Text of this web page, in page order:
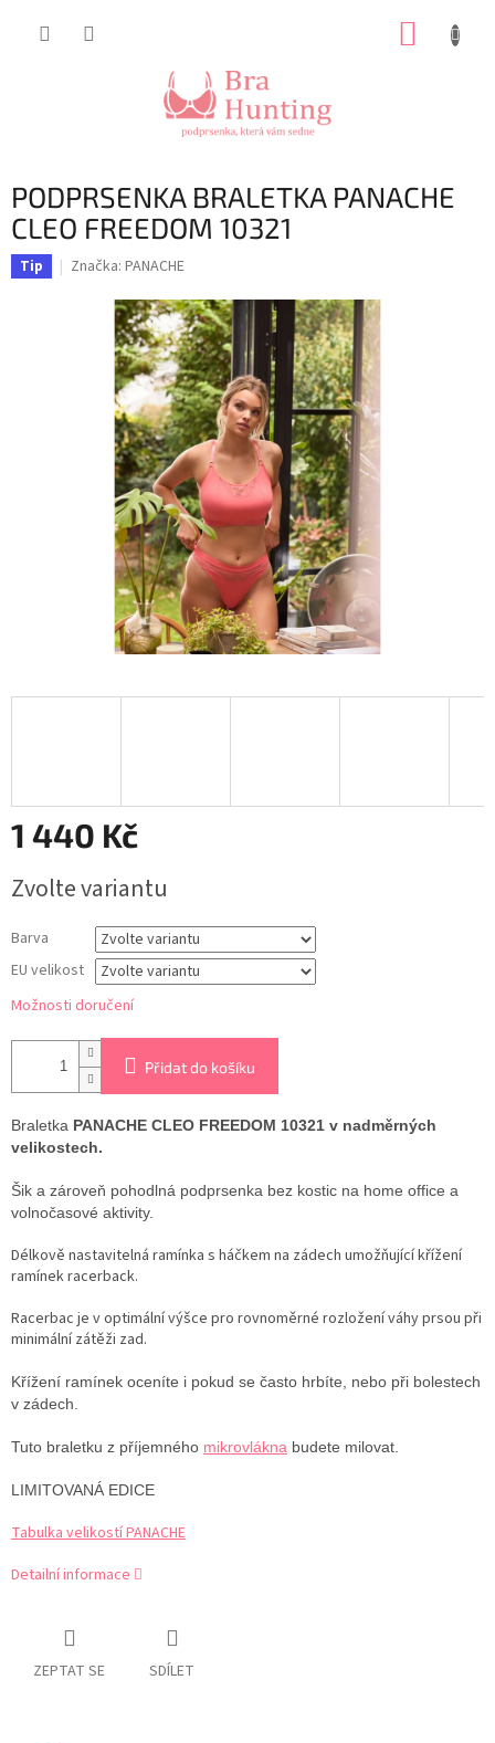
PODPRSENKA BRALETKA PANACHE
CLEO FREEDOM 10321
Tip Značka: PANACHE
1 440 Kč
cena:
Zvolte variantu
Barva
EU velikost
Možnosti doručení
Přidat do košíku
Braletka PANACHE CLEO FREEDOM 10321 v nadměrných
velikostech.
Šik a zároveň pohodlná podprsenka bez kostic na home office a
volnočasové aktivity.
Délkově nastavitelná ramínka s háčkem na zádech umožňující křížení
ramínek racerback.
Racerbac je v optimální výšce pro rovnoměrné rozložení váhy prsou při
minimální zátěži zad.
Křížení ramínek oceníte i pokud se často hrbíte, nebo při bolestech
v zádech.
Tuto braletku z příjemného mikrovlákna budete milovat.
LIMITOVANÁ EDICE
Tabulka velikostí PANACHE
Detailní informace
ZEPTAT SE SDÍLET